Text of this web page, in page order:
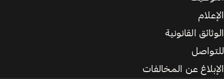
الإعلام
الوثائق القانونية
للتواصل
الإبلاغ عن المخالفات